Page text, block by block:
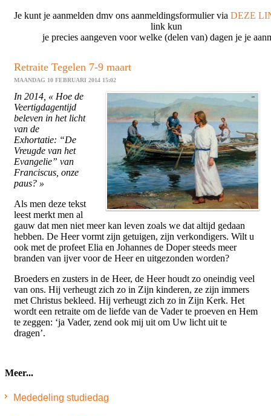
Je kunt je aanmelden dmv ons aanmeldingsformulier via DEZE
link kun
je precies aangeven voor welke (delen van) dagen je je
Retraite Tegelen 7-9 maart
MAANDAG 10 FEBRUARI 2014 15:02
In 2014, « Hoe de
Veertigdagentijd
beleven in het licht
van de
Exhortatie: “De
Vreugde van het
Evangelie” van
Franciscus, onze
paus? »
Als men deze tekst
leest merkt men al
gauw dat men niet meer kan leven zoals we dat altijd gedaan
hebben. De Heer vormt zijn getuigen, zijn verkondigers. Wilt u
ook met de profeet Elia en Johannes de Doper steeds meer
branden van ijver voor de Heer en uitgezonden worden?
Broeders en zusters in de Heer, de Heer houdt zo oneindig veel
van ons. Hij verheugt zich zo in Zijn kinderen, ze zijn immers
met Christus bekleed. Hij verheugt zich zo in Zijn Kerk. Het
wordt een retraite om de liefde van de Vader te proeven en Hem
te zeggen: ‘ja Vader, zend ook mij uit om Uw licht uit te
dragen’.
Meer...
Mededeling studiedag